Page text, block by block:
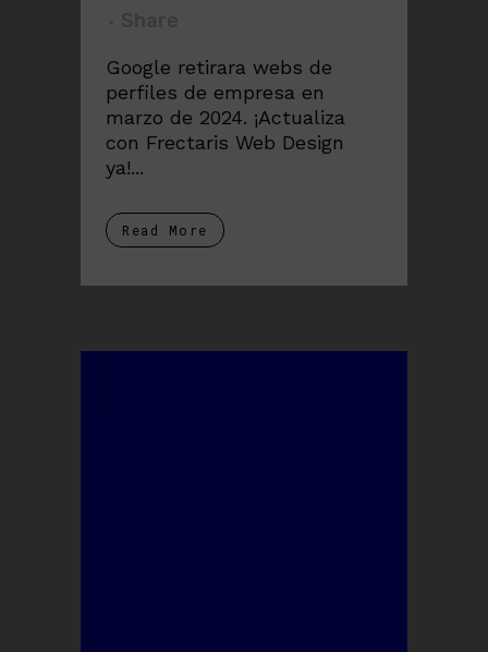
Google retirara webs de
perfiles de empresa en
marzo de 2024. ¡Actualiza
con Frectaris Web Design
ya!...
Read More